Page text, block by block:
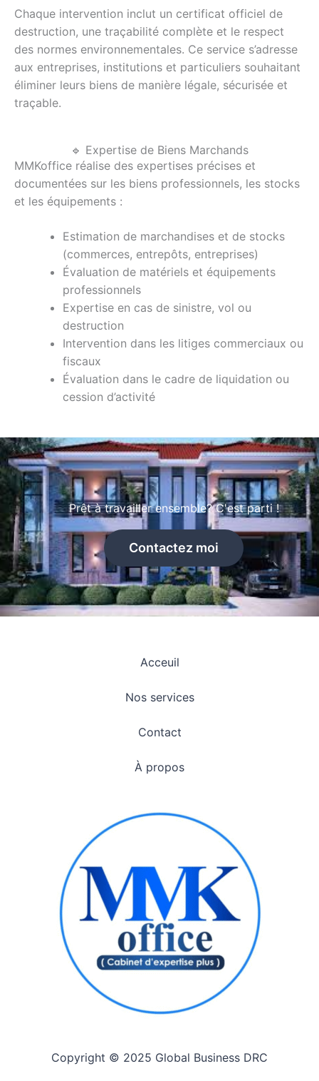
Chaque intervention inclut un certificat officiel de
destruction, une traçabilité complète et le respect
des normes environnementales. Ce service s’adresse
aux entreprises, institutions et particuliers souhaitant
éliminer leurs biens de manière légale, sécurisée et
traçable.
🔹 Expertise de Biens Marchands
MMKoffice réalise des expertises précises et
documentées sur les biens professionnels, les stocks
et les équipements :
Estimation de marchandises et de stocks
(commerces, entrepôts, entreprises)
Évaluation de matériels et équipements
professionnels
Expertise en cas de sinistre, vol ou
destruction
Intervention dans les litiges commerciaux ou
fiscaux
Évaluation dans le cadre de liquidation ou
cession d’activité
Prêt à travailler ensemble? C'est parti !
Contactez moi
Acceuil
Nos services
Contact
À propos
Copyright © 2025 Global Business DRC